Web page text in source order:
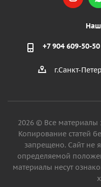
+7 904 609-50-50
г.Санкт-
2026 © Все
Копирование статей
запрещено. Сайт не
определяемой
материалы несут